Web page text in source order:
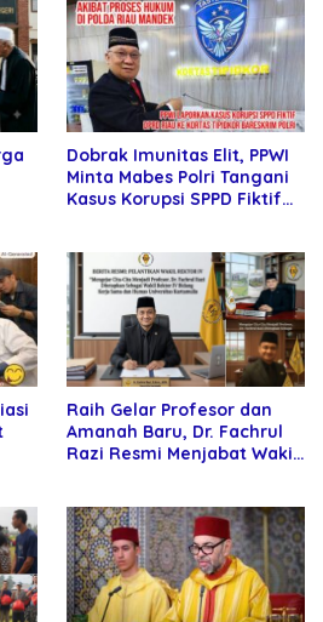
Dobrak Imunitas Elit, PPWI
Minta Mabes Polri Tangani
Kasus Korupsi SPPD Fiktif
Raih Gelar Profesor dan
Amanah Baru, Dr. Fachrul
Razi Resmi Menjabat Wakil